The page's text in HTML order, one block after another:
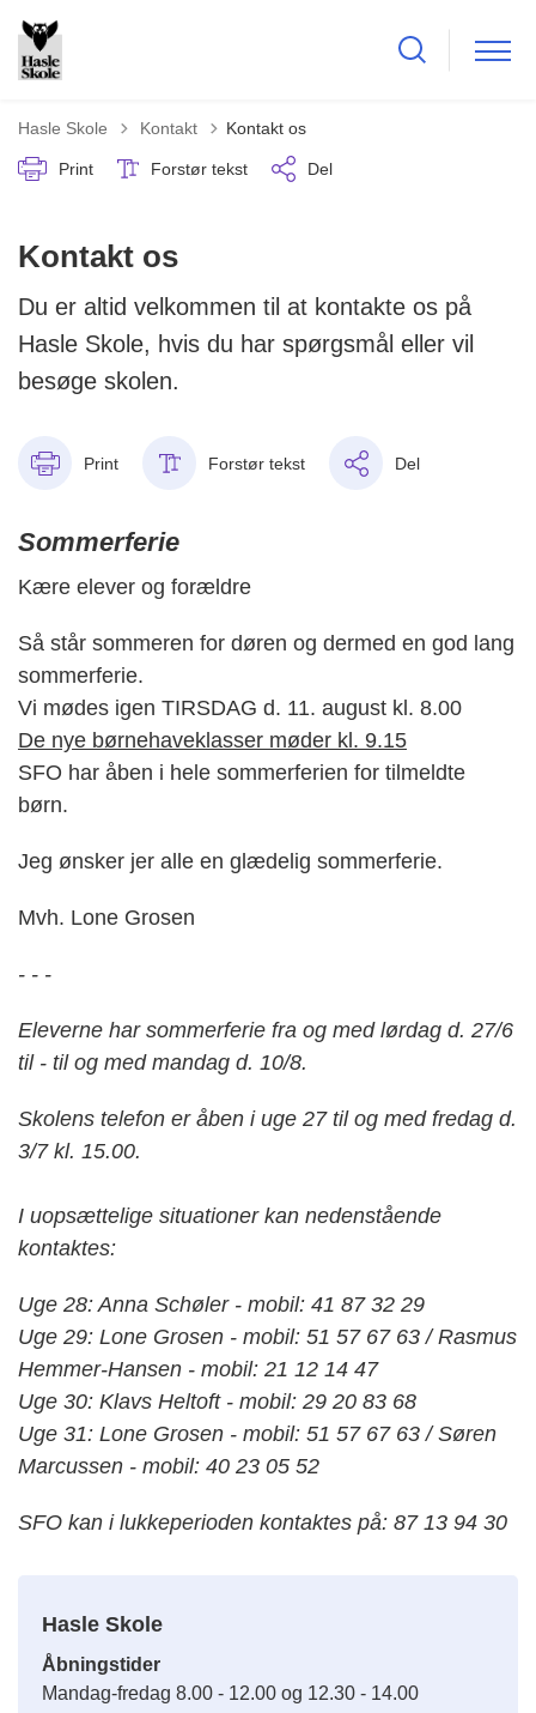
Hasle Skole Tilbage til
Kontakt Kontakt os
Print Forstør tekst Del
Kontakt os
Du er altid velkommen til at kontakte os på
Hasle Skole, hvis du har spørgsmål eller vil
besøge skolen.
Print Forstør tekst Del
Sommerferie
Kære elever og forældre
Så står sommeren for døren og dermed en god lang
sommerferie.
Vi mødes igen TIRSDAG d. 11. august kl. 8.00
De nye børnehaveklasser møder kl. 9.15
SFO har åben i hele sommerferien for tilmeldte
børn.
Jeg ønsker jer alle en glædelig sommerferie.
Mvh. Lone Grosen
- - -
Eleverne har sommerferie fra og med lørdag d. 27/6
til - til og med mandag d. 10/8.
Skolens telefon er åben i uge 27 til og med fredag d.
3/7 kl. 15.00.
I uopsættelige situationer kan nedenstående
kontaktes:
Uge 28: Anna Schøler - mobil: 41 87 32 29
Uge 29: Lone Grosen - mobil: 51 57 67 63 / Rasmus
Hemmer-Hansen - mobil: 21 12 14 47
Uge 30: Klavs Heltoft - mobil: 29 20 83 68
Uge 31: Lone Grosen - mobil: 51 57 67 63 / Søren
Marcussen - mobil: 40 23 05 52
SFO kan i lukkeperioden kontaktes på: 87 13 94 30
Hasle Skole
Åbningstider
Mandag-fredag 8.00 - 12.00 og 12.30 - 14.00